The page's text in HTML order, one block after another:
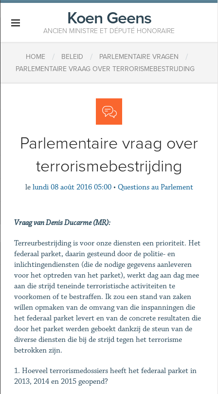
Koen Geens
ANCIEN MINISTRE ET DÉPUTÉ HONORAIRE
HOME / BELEID / PARLEMENTAIRE VRAGEN /
PARLEMENTAIRE VRAAG OVER TERRORISMEBESTRIJDING
Parlementaire vraag over
terrorismebestrijding
le lundi 08 août 2016 05:00 • Questions au Parlement
Vraag van Denis Ducarme (MR):
Terreurbestrijding is voor onze diensten een prioriteit. Het
federaal parket, daarin gesteund door de politie- en
inlichtingendiensten (die de nodige gegevens aanleveren
voor het optreden van het parket), werkt dag aan dag mee
aan die strijd teneinde terroristische activiteiten te
voorkomen of te bestraffen. Ik zou een stand van zaken
willen opmaken van de omvang van die inspanningen die
het federaal parket levert en van de concrete resultaten die
door het parket werden geboekt dankzij de steun van de
diverse diensten die bij de strijd tegen het terrorisme
betrokken zijn.
1. Hoeveel terrorismedossiers heeft het federaal parket in
2013, 2014 en 2015 geopend?